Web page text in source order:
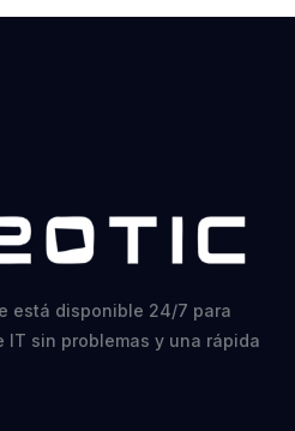
está disponible 24/7 para
sin problemas y una rápida